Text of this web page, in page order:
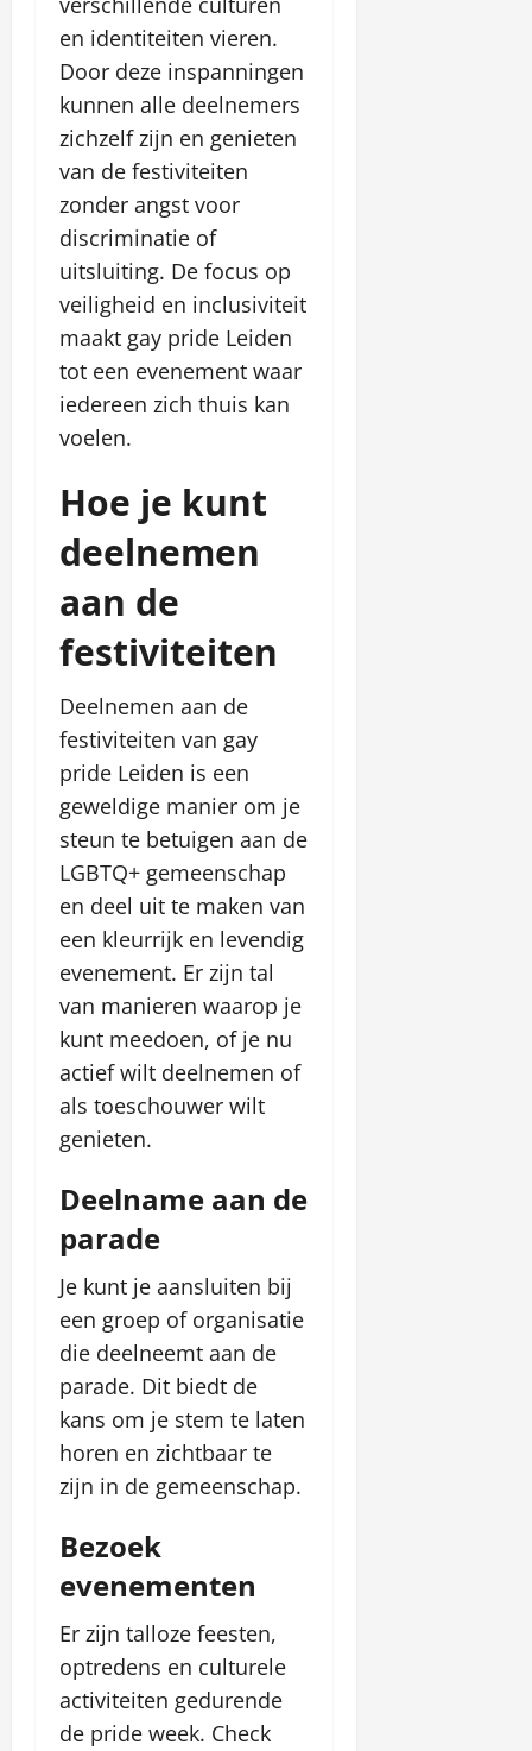
en identiteiten vieren.
Door deze inspanningen
kunnen alle deelnemers
zichzelf zijn en genieten
van de festiviteiten
zonder angst voor
discriminatie of
uitsluiting. De focus op
veiligheid en inclusiviteit
maakt gay pride Leiden
tot een evenement waar
iedereen zich thuis kan
voelen.
Hoe je kunt
deelnemen
aan de
festiviteiten
Deelnemen aan de
festiviteiten van gay
pride Leiden is een
geweldige manier om je
steun te betuigen aan de
LGBTQ+ gemeenschap
en deel uit te maken van
een kleurrijk en levendig
evenement. Er zijn tal
van manieren waarop je
kunt meedoen, of je nu
actief wilt deelnemen of
als toeschouwer wilt
genieten.
Deelname aan de
parade
Je kunt je aansluiten bij
een groep of organisatie
die deelneemt aan de
parade. Dit biedt de
kans om je stem te laten
horen en zichtbaar te
zijn in de gemeenschap.
Bezoek
evenementen
Er zijn talloze feesten,
optredens en culturele
activiteiten gedurende
de pride week. Check